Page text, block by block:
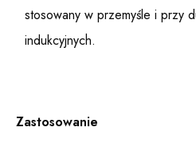
stosowany w przemyśle i przy
indukcyjnych.
Zastosowanie